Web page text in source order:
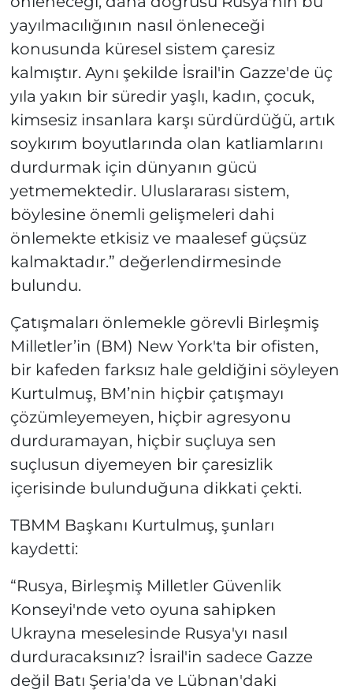
yayılmacılığının nasıl önleneceği
konusunda küresel sistem çaresiz
kalmıştır. Aynı şekilde İsrail'in Gazze'de üç
yıla yakın bir süredir yaşlı, kadın, çocuk,
kimsesiz insanlara karşı sürdürdüğü, artık
soykırım boyutlarında olan katliamlarını
durdurmak için dünyanın gücü
yetmemektedir. Uluslararası sistem,
böylesine önemli gelişmeleri dahi
önlemekte etkisiz ve maalesef güçsüz
kalmaktadır.” değerlendirmesinde
bulundu.
Çatışmaları önlemekle görevli Birleşmiş
Milletler’in (BM) New York'ta bir ofisten,
bir kafeden farksız hale geldiğini söyleyen
Kurtulmuş, BM’nin hiçbir çatışmayı
çözümleyemeyen, hiçbir agresyonu
durduramayan, hiçbir suçluya sen
suçlusun diyemeyen bir çaresizlik
içerisinde bulunduğuna dikkati çekti.
TBMM Başkanı Kurtulmuş, şunları
kaydetti:
“Rusya, Birleşmiş Milletler Güvenlik
Konseyi'nde veto oyuna sahipken
Ukrayna meselesinde Rusya'yı nasıl
durduracaksınız? İsrail'in sadece Gazze
değil Batı Şeria'da ve Lübnan'daki